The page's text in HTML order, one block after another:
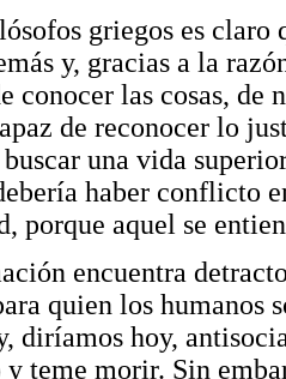
griegos es
y, gracias a la
conocer las cosas,
de reconocer lo
una vida
haber conflicto
porque aquel se
encuentra
quien los humanos
diríamos hoy,
teme morir. Sin